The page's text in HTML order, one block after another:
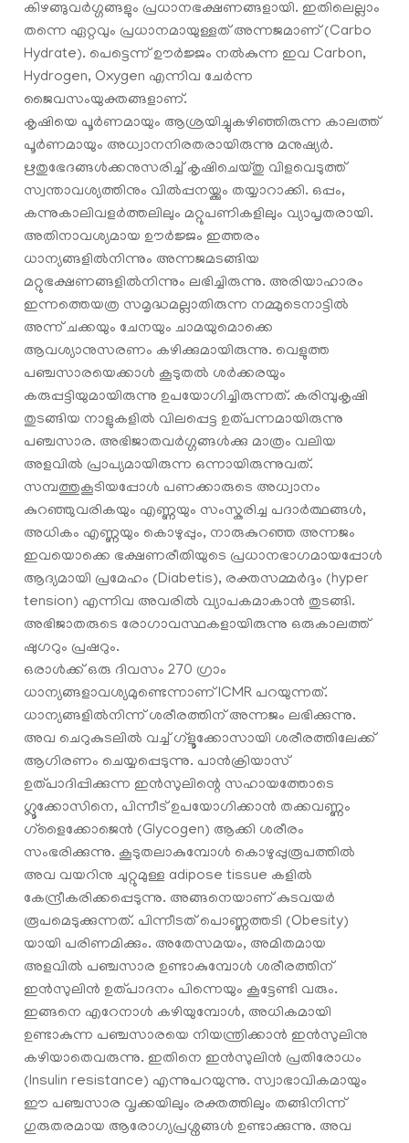
കിഴങ്ങുവർഗ്ഗങ്ങളും പ്രധാനഭക്ഷണങ്ങളായി. ഇതിലെല്ലാം
തന്നെ ഏറ്റവും പ്രധാനമായുള്ളത് അന്നജമാണ് (Carbo
Hydrate). പെട്ടെന്ന് ഊർജ്ജം നൽകുന്ന ഇവ Carbon,
Hydrogen, Oxygen എന്നിവ ചേർന്ന
ജൈവസംയുക്തങ്ങളാണ്.
കൃഷിയെ പൂർണമായും ആശ്രയിച്ചുകഴിഞ്ഞിരുന്ന കാലത്ത്
പൂർണമായും അധ്വാനനിരതരായിരുന്നു മനുഷ്യർ.
ഋതുഭേദങ്ങൾക്കനുസരിച്ച് കൃഷിചെയ്തു വിളവെടുത്ത്
സ്വന്താവശ്യത്തിനും വിൽപ്പനയ്ക്കും തയ്യാറാക്കി. ഒപ്പം,
കന്നുകാലിവളർത്തലിലും മറ്റുപണികളിലും വ്യാപൃതരായി.
അതിനാവശ്യമായ ഊർജ്ജം ഇത്തരം
ധാന്യങ്ങളില്‍നിന്നും അന്നജമടങ്ങിയ
മറ്റുഭക്ഷണങ്ങളിൽനിന്നും ലഭിച്ചിരുന്നു. അരിയാഹാരം
ഇന്നത്തെയത്ര സമൃദ്ധമല്ലാതിരുന്ന നമ്മുടെനാട്ടില്‍
അന്ന് ചക്കയും ചേനയും ചാമയുമൊക്കെ
ആവശ്യാനുസരണം കഴിക്കുമായിരുന്നു. വെളുത്ത
പഞ്ചസാരയെക്കാൾ കൂടുതൽ ശർക്കരയും
കരുപ്പട്ടിയുമായിരുന്നു ഉപയോഗിച്ചിരുന്നത്. കരിമ്പുകൃഷി
തുടങ്ങിയ നാളുകളിൽ വിലപ്പെട്ട ഉത്പന്നമായിരുന്നു
പഞ്ചസാര. അഭിജാതവർഗ്ഗങ്ങൾക്കു മാത്രം വലിയ
അളവിൽ പ്രാപ്യമായിരുന്ന ഒന്നായിരുന്നുവത്.
സമ്പത്തുകൂടിയപ്പോൾ പണക്കാരുടെ അധ്വാനം
കുറഞ്ഞുവരികയും എണ്ണയും സംസ്കരിച്ച പദാര്‍ത്ഥങ്ങള്‍,
അധികം എണ്ണയും കൊഴുപ്പും, നാരുകുറഞ്ഞ അന്നജം
ഇവയൊക്കെ ഭക്ഷണരീതിയുടെ പ്രധാനഭാഗമായപ്പോൾ
ആദ്യമായി പ്രമേഹം (Diabetis), രക്തസമ്മര്‍ദ്ദം (hyper
tension) എന്നിവ അവരിൽ വ്യാപകമാകാൻ തുടങ്ങി.
അഭിജാതരുടെ രോഗാവസ്ഥകളായിരുന്നു ഒരുകാലത്ത്
ഷുഗറും പ്രഷറും.
ഒരാൾക്ക് ഒരു ദിവസം 270 ഗ്രാം
ധാന്യങ്ങളാവശ്യമുണ്ടെന്നാണ് ICMR പറയുന്നത്.
ധാന്യങ്ങളിൽനിന്ന് ശരീരത്തിന് അന്നജം ലഭിക്കുന്നു.
അവ ചെറുകുടലിൽ വച്ച് ഗ്ളൂക്കോസായി ശരീരത്തിലേക്ക്
ആഗിരണം ചെയ്യപ്പെടുന്നു. പാൻക്രിയാസ്
ഉത്പാദിപ്പിക്കുന്ന ഇൻസുലിന്റെ സഹായത്തോടെ
ഗ്ലൂക്കോസിനെ, പിന്നീട് ഉപയോഗിക്കാൻ തക്കവണ്ണം
ഗ്ളൈക്കോജെൻ (Glycogen) ആക്കി ശരീരം
സംഭരിക്കുന്നു. കൂടുതലാകുമ്പോൾ കൊഴുപ്പുരൂപത്തിൽ
അവ വയറിനു ചുറ്റുമുള്ള adipose tissue കളിൽ
കേന്ദ്രീകരിക്കപ്പെടുന്നു. അങ്ങനെയാണ് കുടവയര്‍
രൂപമെടുക്കുന്നത്. പിന്നീടത് പൊണ്ണത്തടി (Obesity)
യായി പരിണമിക്കും. അതേസമയം, അമിതമായ
അളവിൽ പഞ്ചസാര ഉണ്ടാകുമ്പോൾ ശരീരത്തിന്
ഇൻസുലിൻ ഉത്പാദനം പിന്നെയും കൂട്ടേണ്ടി വരും.
ഇങ്ങനെ എറേനാൾ കഴിയുമ്പോൾ, അധികമായി
ഉണ്ടാകുന്ന പഞ്ചസാരയെ നിയന്ത്രിക്കാൻ ഇൻസുലിനു
കഴിയാതെവരുന്നു. ഇതിനെ ഇൻസുലിൻ പ്രതിരോധം
(Insulin resistance) എന്നുപറയുന്നു. സ്വാഭാവികമായും
ഈ പഞ്ചസാര വൃക്കയിലും രക്തത്തിലും തങ്ങിനിന്ന്
ഗുരുതരമായ ആരോഗ്യപ്രശ്നങ്ങൾ ഉണ്ടാക്കുന്നു. അവ